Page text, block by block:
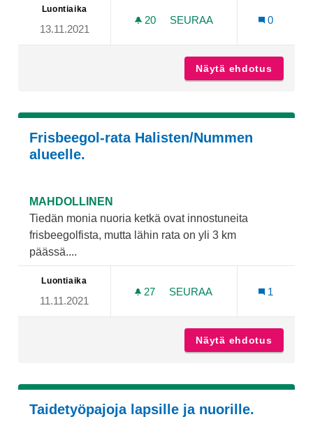
Luontiaika
13.11.2021
20 20 SEURAAJAA
SEURAA
0
Näytä ehdotus
Frisbeegol-rata Halisten/Nummen
alueelle.
MAHDOLLINEN
Tiedän monia nuoria ketkä ovat innostuneita
frisbeegolfista, mutta lähin rata on yli 3 km
päässä....
Luontiaika
11.11.2021
27 27 SEURAAJAA
SEURAA
1
Näytä ehdotus
Taidetyöpajoja lapsille ja nuorille.